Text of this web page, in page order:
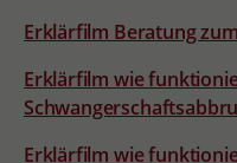
Erklärfilm Beratung
Erklärfilm wie
Erklärfilm wie